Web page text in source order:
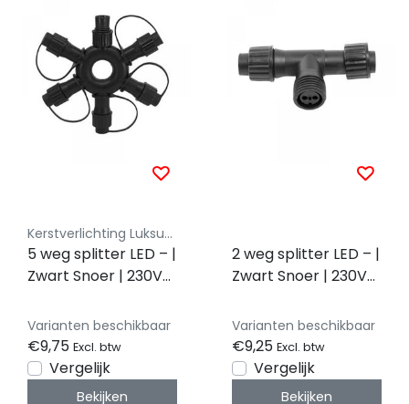
Kerstverlichting Luksus - Koppelbaar
5 weg splitter LED – |
Zwart Snoer | 230V
Varianten beschikbaar
€9,75 Excl. btw
Vergelijk
Bekijken
2 weg splitter LED – |
Zwart Snoer | 230V
Varianten beschikbaar
€9,25 Excl. btw
Vergelijk
Bekijken